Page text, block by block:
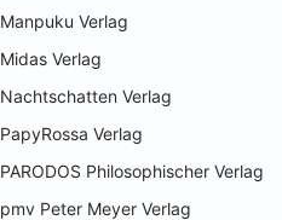
Manpuku Verlag
Midas Verlag
Nachtschatten Verlag
PapyRossa Verlag
PARODOS Philosophischer Verlag
pmv Peter Meyer Verlag